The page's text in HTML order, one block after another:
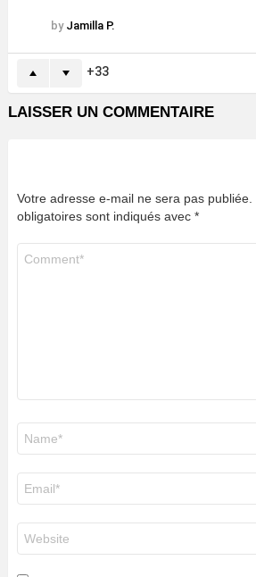
by Jamilla P.
33
LAISSER UN COMMENTAIRE
Votre adresse e-mail ne sera pas publiée.
obligatoires sont indiqués avec *
mail
*
web